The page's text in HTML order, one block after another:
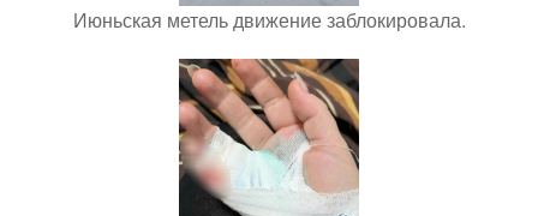
Июньская метель движение заблокировала.